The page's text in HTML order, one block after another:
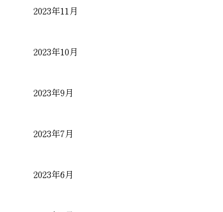
2023年11月
2023年10月
2023年9月
2023年7月
2023年6月